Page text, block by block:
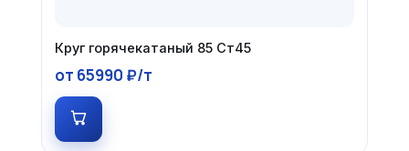
Круг горячекатаный 85 Ст45
от 65990 ₽/т